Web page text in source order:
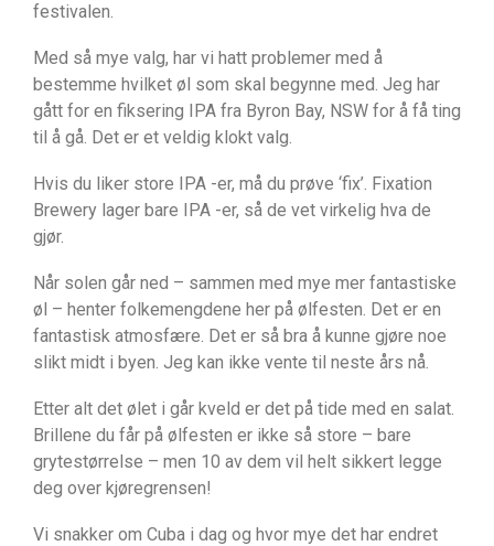
festivalen.
Med så mye valg, har vi hatt problemer med å
bestemme hvilket øl som skal begynne med. Jeg har
gått for en fiksering IPA fra Byron Bay, NSW for å få ting
til å gå. Det er et veldig klokt valg.
Hvis du liker store IPA -er, må du prøve ‘fix’. Fixation
Brewery lager bare IPA -er, så de vet virkelig hva de
gjør.
Når solen går ned – sammen med mye mer fantastiske
øl – henter folkemengdene her på ølfesten. Det er en
fantastisk atmosfære. Det er så bra å kunne gjøre noe
slikt midt i byen. Jeg kan ikke vente til neste års nå.
Etter alt det ølet i går kveld er det på tide med en salat.
Brillene du får på ølfesten er ikke så store – bare
grytestørrelse – men 10 av dem vil helt sikkert legge
deg over kjøregrensen!
Vi snakker om Cuba i dag og hvor mye det har endret